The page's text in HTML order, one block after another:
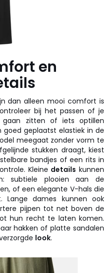
en
dan alleen mooi comfort is
bij het passen of je
gaan zitten of iets optillen
geplaatst elastiek in de
meegaat zonder vorm te
stukken draagt, kiest
bandjes of een rits in
Kleine details kunnen
subtiele plooien aan de
of een elegante V-hals die
Lange dames kunnen ook
pijpen tot net boven de
hun recht te laten komen.
hakken of platte sandalen
look.